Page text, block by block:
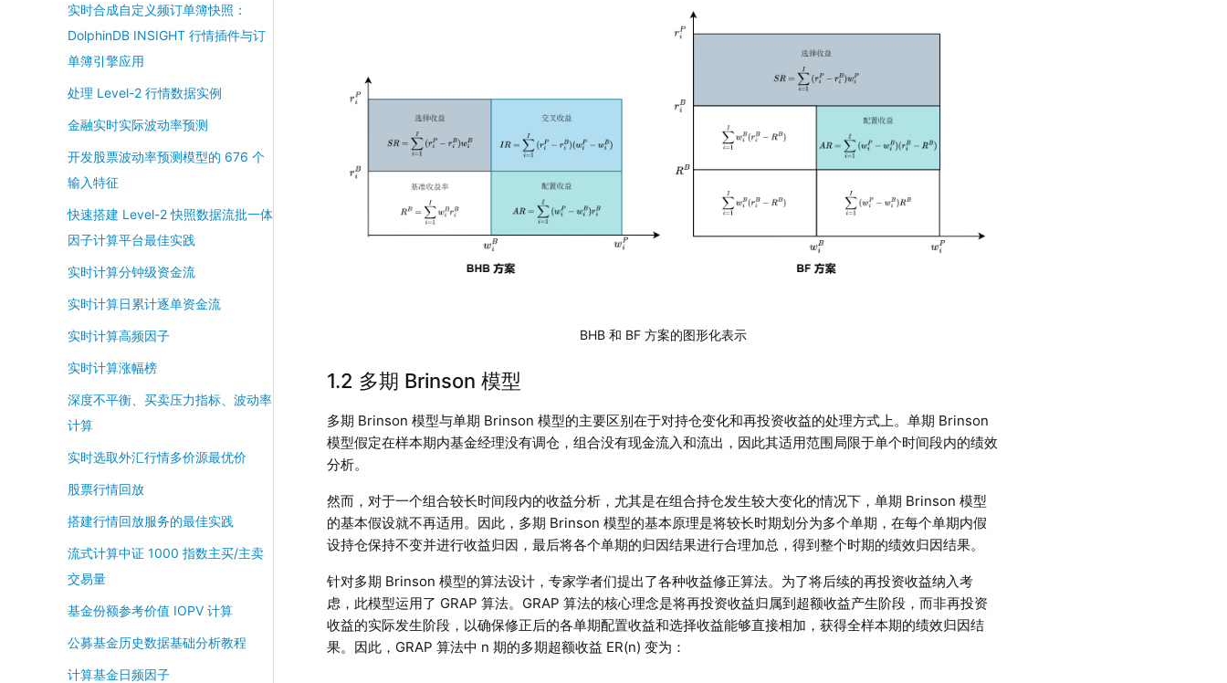
实时合成自定义频订单簿快照：
DolphinDB INSIGHT 行情插件与订
单簿引擎应用
处理 Level-2 行情数据实例
金融实时实际波动率预测
开发股票波动率预测模型的 676 个
输入特征
快速搭建 Level-2 快照数据流批一体
因子计算平台最佳实践
实时计算分钟级资金流
实时计算日累计逐单资金流
实时计算高频因子
实时计算涨幅榜
深度不平衡、买卖压力指标、波动率
计算
实时选取外汇行情多价源最优价
股票行情回放
搭建行情回放服务的最佳实践
流式计算中证 1000 指数主买/主卖
交易量
基金份额参考价值 IOPV 计算
公募基金历史数据基础分析教程
计算基金日频因子
BHB 和 BF 方案的图形化表示
1.2 多期 Brinson 模型
多期 Brinson 模型与单期 Brinson 模型的主要区别在于对持仓变化和再投资收益的处理方式上。单期 Brinson
模型假定在样本期内基金经理没有调仓，组合没有现金流入和流出，因此其适用范围局限于单个时间段内的绩效
分析。
然而，对于一个组合较长时间段内的收益分析，尤其是在组合持仓发生较大变化的情况下，单期 Brinson 模型
的基本假设就不再适用。因此，多期 Brinson 模型的基本原理是将较长时期划分为多个单期，在每个单期内假
设持仓保持不变并进行收益归因，最后将各个单期的归因结果进行合理加总，得到整个时期的绩效归因结果。
针对多期 Brinson 模型的算法设计，专家学者们提出了各种收益修正算法。为了将后续的再投资收益纳入考
虑，此模型运用了 GRAP 算法。GRAP 算法的核心理念是将再投资收益归属到超额收益产生阶段，而非再投资
收益的实际发生阶段，以确保修正后的各单期配置收益和选择收益能够直接相加，获得全样本期的绩效归因结
果。因此，GRAP 算法中 n 期的多期超额收益 ER(n) 变为：